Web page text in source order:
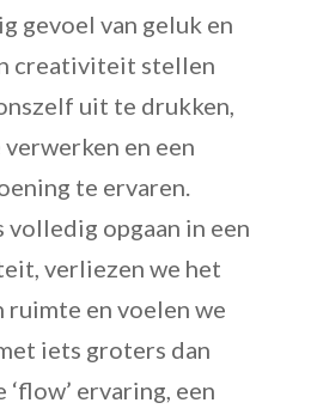
gevoel van geluk en
creativiteit stellen
uit te drukken,
en een
te ervaren.
volledig opgaan in een
verliezen we het
ruimte en voelen we
iets groters dan
ervaring, een